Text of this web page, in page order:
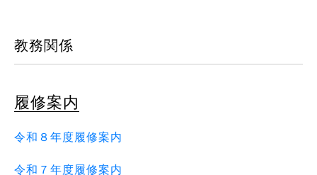
教務関係
履修案内
令和８年度履修案内
令和７年度履修案内